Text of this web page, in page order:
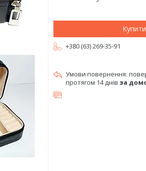
Купити
+380 (63) 269-35-91
протягом 14 днів за